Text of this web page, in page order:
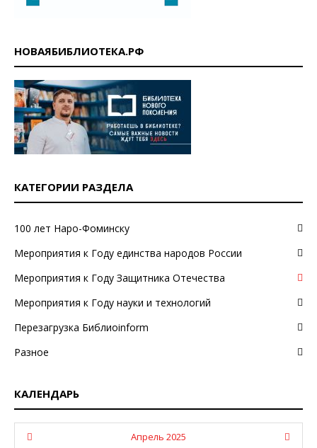
НОВАЯБИБЛИОТЕКА.РФ
КАТЕГОРИИ РАЗДЕЛА
100 лет Наро-Фоминску
Мероприятия к Году единства народов России
Мероприятия к Году Защитника Отечества
Мероприятия к Году науки и технологий
Перезагрузка Библиоinform
Разное
КАЛЕНДАРЬ
Апрель 2025